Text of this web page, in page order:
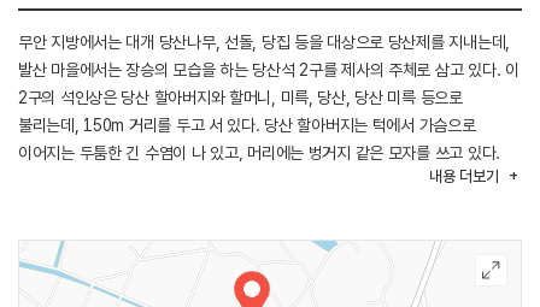
무안 지방에서는 대개 당산나무, 선돌, 당집 등을 대상으로 당산제를 지내는데,
발산 마을에서는 장승의 모습을 하는 당산석 2구를 제사의 주체로 삼고 있다. 이
2구의 석인상은 당산 할아버지와 할머니, 미륵, 당산, 당산 미륵 등으로
불리는데, 150m 거리를 두고 서 있다. 당산 할아버지는 턱에서 가슴으로
이어지는 두툼한 긴 수염이 나 있고, 머리에는 벙거지 같은 모자를 쓰고 있다.
풍화 작용이 심하고 거친 입자의 돌 때문에 세부적인 조각 수법은 알아볼 수가
간결한 선으로만 옷 주름을 표현해 사실성이 떨어진다. 당산 할머니가 초기의
입석 형태를 띠고 있지만, 당산 할아버지는 조각을 지닌 상징물의 형태를 띠고
있는 점이 주목된다. 발산마을의 당산석은 입면을 형상화한 신앙 물이란 점과
내용 더보기